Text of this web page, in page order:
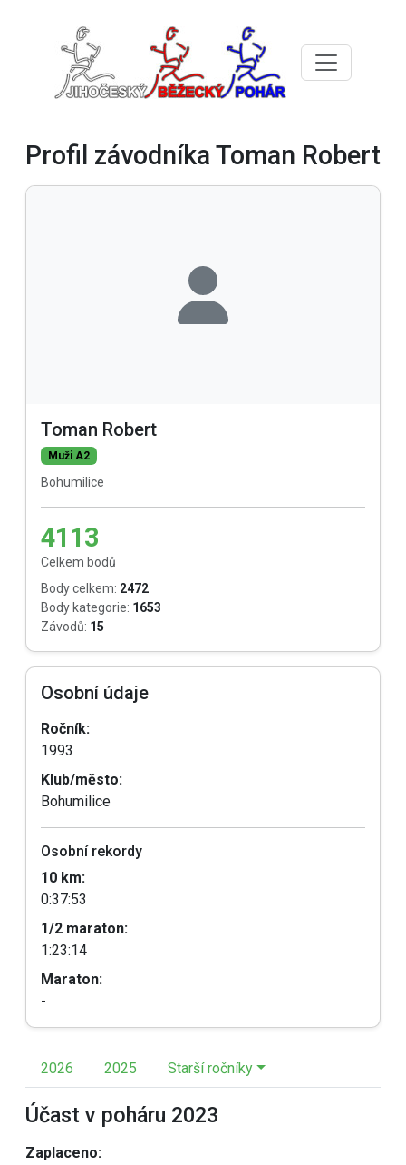
Profil závodníka Toman Robert
Toman Robert
Muži A2
Bohumilice
4113
Celkem bodů
Body celkem: 2472
Body kategorie: 1653
Závodů: 15
Osobní údaje
Ročník:
1993
Klub/město:
Bohumilice
Osobní rekordy
10 km:
0:37:53
1/2 maraton:
1:23:14
Maraton:
-
2026 2025 Starší ročníky
Účast v poháru 2023
Zaplaceno: